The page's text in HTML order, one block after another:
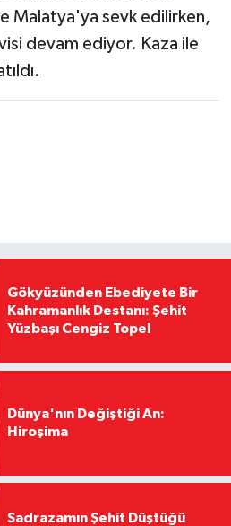
Malatya'ya sevk edilirken,
devam ediyor. Kaza ile
Gökyüzünden Ebediyete Bir
Kahramanlık Destanı: Şehit
Yüzbaşı Cengiz Topel
Dünya'nın Değiştiği An:
Hiroşima
Sadrazamın Şehit Düştüğü